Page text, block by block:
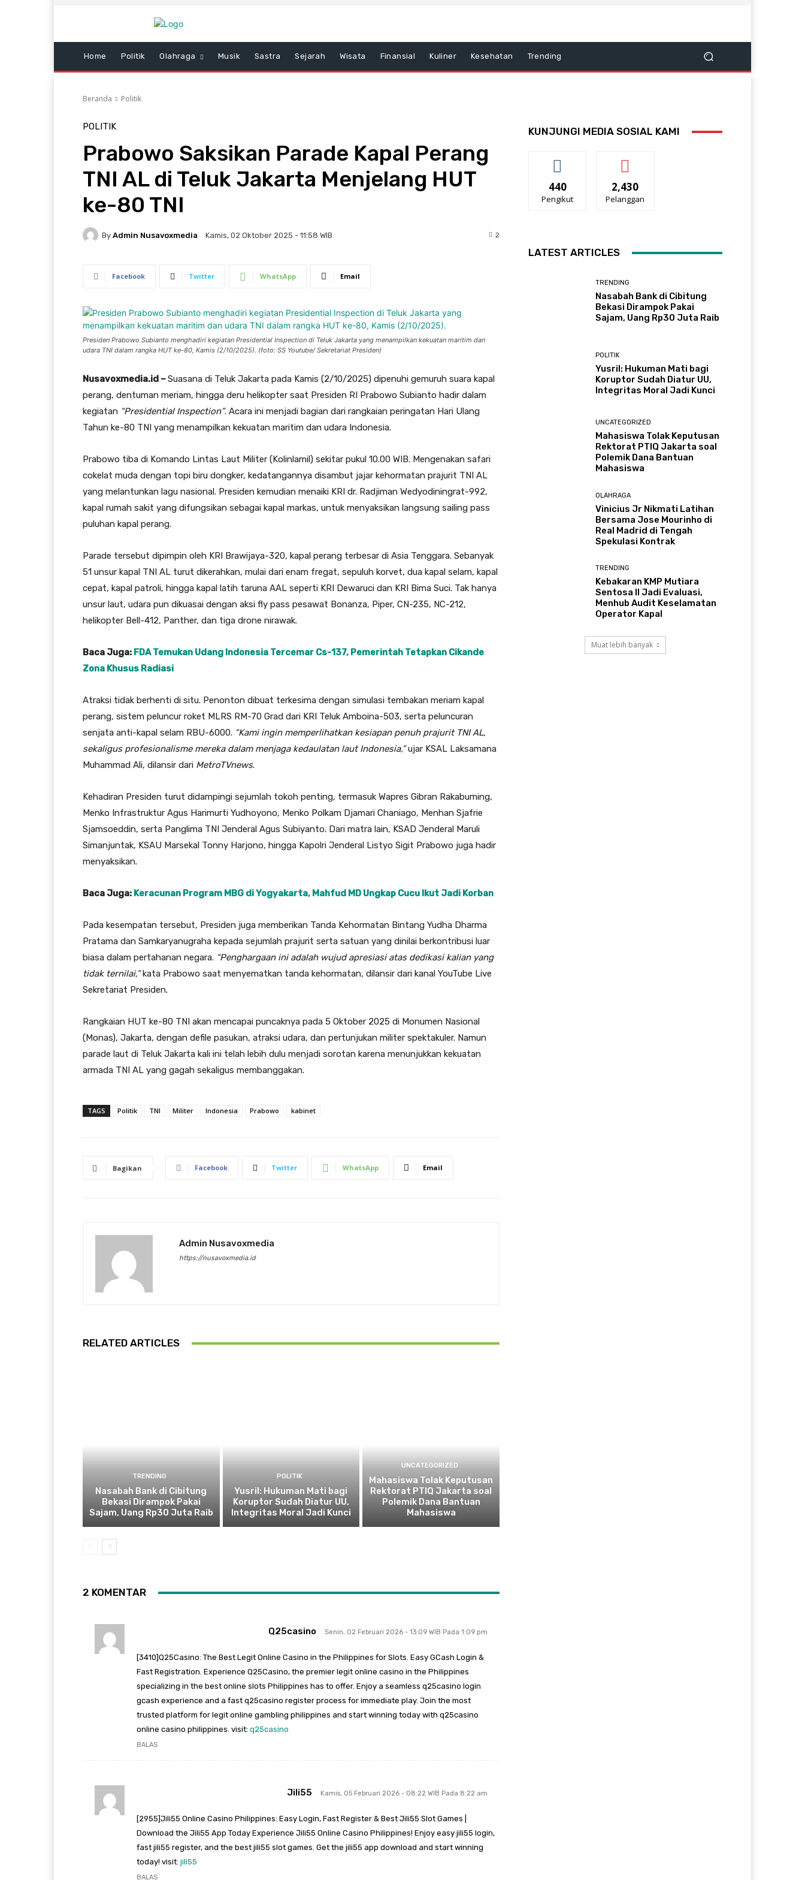
Home Politik Olahraga Musik Sastra Sejarah Wisata Finansial Kuliner Kesehatan Trending
Beranda Politik
POLITIK
Prabowo Saksikan Parade Kapal Perang
TNI AL di Teluk Jakarta Menjelang HUT
ke-80 TNI
By Admin Nusavoxmedia Kamis, 02 Oktober 2025 - 11:58 WIB 2
Facebook Twitter WhatsApp Email
Presiden Prabowo Subianto menghadiri kegiatan Presidential Inspection di Teluk Jakarta yang menampilkan kekuatan maritim dan
udara TNI dalam rangka HUT ke-80, Kamis (2/10/2025). (foto: SS Youtube/ Sekretariat Presiden)
Nusavoxmedia.id –Suasana di Teluk Jakarta pada Kamis (2/10/2025) dipenuhi gemuruh suara kapal
perang, dentuman meriam, hingga deru helikopter saat Presiden RI Prabowo Subianto hadir dalam
kegiatan “Presidential Inspection”. Acara ini menjadi bagian dari rangkaian peringatan Hari Ulang
Tahun ke-80 TNI yang menampilkan kekuatan maritim dan udara Indonesia.
Prabowo tiba di Komando Lintas Laut Militer (Kolinlamil) sekitar pukul 10.00 WIB. Mengenakan safari
cokelat muda dengan topi biru dongker, kedatangannya disambut jajar kehormatan prajurit TNI AL
yang melantunkan lagu nasional. Presiden kemudian menaiki KRI dr. Radjiman Wedyodiningrat-992,
kapal rumah sakit yang difungsikan sebagai kapal markas, untuk menyaksikan langsung sailing pass
puluhan kapal perang.
Parade tersebut dipimpin oleh KRI Brawijaya-320, kapal perang terbesar di Asia Tenggara. Sebanyak
51 unsur kapal TNI AL turut dikerahkan, mulai dari enam fregat, sepuluh korvet, dua kapal selam, kapal
cepat, kapal patroli, hingga kapal latih taruna AAL seperti KRI Dewaruci dan KRI Bima Suci. Tak hanya
unsur laut, udara pun dikuasai dengan aksi fly pass pesawat Bonanza, Piper, CN-235, NC-212,
helikopter Bell-412, Panther, dan tiga drone nirawak.
Baca Juga: FDA Temukan Udang Indonesia Tercemar Cs-137, Pemerintah Tetapkan Cikande
Zona Khusus Radiasi
Atraksi tidak berhenti di situ. Penonton dibuat terkesima dengan simulasi tembakan meriam kapal
perang, sistem peluncur roket MLRS RM-70 Grad dari KRI Teluk Amboina-503, serta peluncuran
senjata anti-kapal selam RBU-6000. “Kami ingin memperlihatkan kesiapan penuh prajurit TNI AL,
sekaligus profesionalisme mereka dalam menjaga kedaulatan laut Indonesia,”ujar KSAL Laksamana
Muhammad Ali, dilansir dari MetroTVnews.
Kehadiran Presiden turut didampingi sejumlah tokoh penting, termasuk Wapres Gibran Rakabuming,
Menko Infrastruktur Agus Harimurti Yudhoyono, Menko Polkam Djamari Chaniago, Menhan Sjafrie
Sjamsoeddin, serta Panglima TNI Jenderal Agus Subiyanto. Dari matra lain, KSAD Jenderal Maruli
Simanjuntak, KSAU Marsekal Tonny Harjono, hingga Kapolri Jenderal Listyo Sigit Prabowo juga hadir
menyaksikan.
Baca Juga: Keracunan Program MBG di Yogyakarta, Mahfud MD Ungkap Cucu Ikut Jadi Korban
Pada kesempatan tersebut, Presiden juga memberikan Tanda Kehormatan Bintang Yudha Dharma
Pratama dan Samkaryanugraha kepada sejumlah prajurit serta satuan yang dinilai berkontribusi luar
biasa dalam pertahanan negara. “Penghargaan ini adalah wujud apresiasi atas dedikasi kalian yang
tidak ternilai,”kata Prabowo saat menyematkan tanda kehormatan, dilansir dari kanal YouTube Live
Sekretariat Presiden.
Rangkaian HUT ke-80 TNI akan mencapai puncaknya pada 5 Oktober 2025 di Monumen Nasional
(Monas), Jakarta, dengan defile pasukan, atraksi udara, dan pertunjukan militer spektakuler. Namun
parade laut di Teluk Jakarta kali ini telah lebih dulu menjadi sorotan karena menunjukkan kekuatan
armada TNI AL yang gagah sekaligus membanggakan.
TAGS Politik TNI Militer Indonesia Prabowo kabinet
Bagikan Facebook Twitter WhatsApp Email
Admin Nusavoxmedia
https://nusavoxmedia.id
RELATED ARTICLES
TRENDING
Nasabah Bank di Cibitung
Bekasi Dirampok Pakai
Sajam, Uang Rp30 Juta Raib
POLITIK
Yusril: Hukuman Mati bagi
Koruptor Sudah Diatur UU,
Integritas Moral Jadi Kunci
UNCATEGORIZED
Mahasiswa Tolak Keputusan
Rektorat PTIQ Jakarta soal
Polemik Dana Bantuan
Mahasiswa
2 KOMENTAR
Q25casino Senin, 02 Februari 2026 - 13:09 WIB Pada 1:09 pm
[3410]Q25Casino: The Best Legit Online Casino in the Philippines for Slots. Easy GCash Login &
Fast Registration. Experience Q25Casino, the premier legit online casino in the Philippines
specializing in the best online slots Philippines has to offer. Enjoy a seamless q25casino login
gcash experience and a fast q25casino register process for immediate play. Join the most
trusted platform for legit online gambling philippines and start winning today with q25casino
online casino philippines. visit: q25casino
BALAS
Jili55 Kamis, 05 Februari 2026 - 08:22 WIB Pada 8:22 am
[2955]Jili55 Online Casino Philippines: Easy Login, Fast Register & Best Jili55 Slot Games |
Download the Jili55 App Today Experience Jili55 Online Casino Philippines! Enjoy easy jili55 login,
fast jili55 register, and the best jili55 slot games. Get the jili55 app download and start winning
today! visit: jili55
BALAS
KUNJUNGI MEDIA SOSIAL KAMI
440
Pengikut
2,430
Pelanggan
LATEST ARTICLES
TRENDING
Nasabah Bank di Cibitung
Bekasi Dirampok Pakai
Sajam, Uang Rp30 Juta Raib
POLITIK
Yusril: Hukuman Mati bagi
Koruptor Sudah Diatur UU,
Integritas Moral Jadi Kunci
UNCATEGORIZED
Mahasiswa Tolak Keputusan
Rektorat PTIQ Jakarta soal
Polemik Dana Bantuan
Mahasiswa
OLAHRAGA
Vinicius Jr Nikmati Latihan
Bersama Jose Mourinho di
Real Madrid di Tengah
Spekulasi Kontrak
TRENDING
Kebakaran KMP Mutiara
Sentosa II Jadi Evaluasi,
Menhub Audit Keselamatan
Operator Kapal
Muat lebih banyak